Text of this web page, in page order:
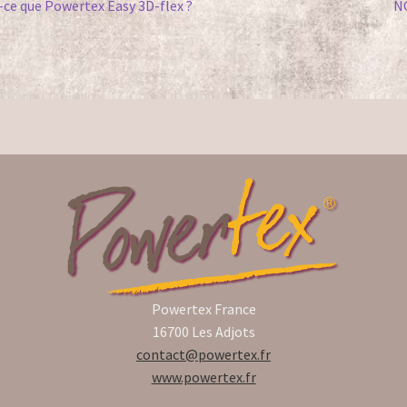
:
ce que Powertex Easy 3D-flex ?
Powertex France
16700 Les Adjots
contact@powertex.fr
www.powertex.fr